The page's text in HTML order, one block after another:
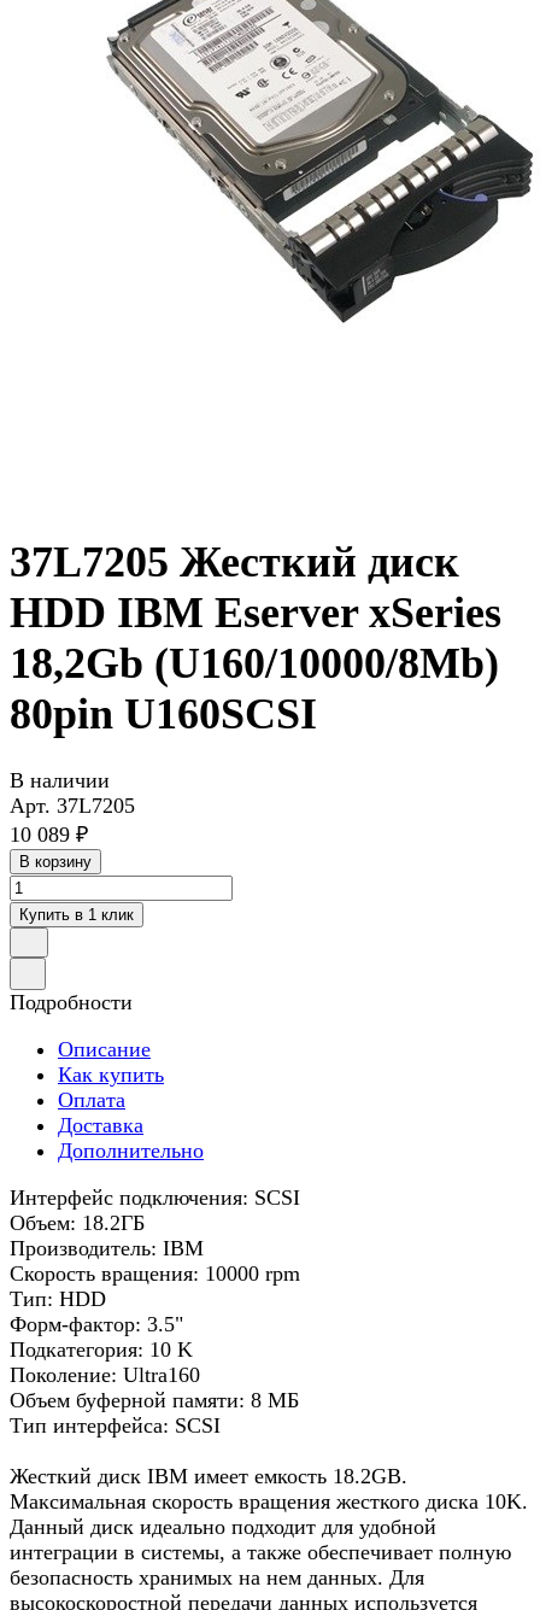
37L7205 Жесткий диск
HDD IBM Eserver xSeries
18,2Gb (U160/10000/8Mb)
80pin U160SCSI
В наличии
Арт. 37L7205
10 089 ₽
В корзину
Купить в 1 клик
Подробности
Описание
Как купить
Оплата
Доставка
Дополнительно
Интерфейс подключения: SCSI
Объем: 18.2ГБ
Производитель: IBM
Скорость вращения: 10000 rpm
Тип: HDD
Форм-фактор: 3.5"
Подкатегория: 10 K
Поколение: Ultra160
Объем буферной памяти: 8 МБ
Тип интерфейса: SCSI
Жесткий диск IBM имеет емкость 18.2GB.
Максимальная скорость вращения жесткого диска 10K.
Данный диск идеально подходит для удобной
интеграции в системы, а также обеспечивает полную
безопасность хранимых на нем данных. Для
высокоскоростной передачи данных используется